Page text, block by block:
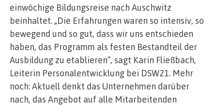
einwöchige Bildungsreise nach Auschwitz
beinhaltet. „Die Erfahrungen waren so intensiv, so
bewegend und so gut, dass wir uns entschieden
haben, das Programm als festen Bestandteil der
Ausbildung zu etablieren“, sagt Karin Fließbach,
Leiterin Personalentwicklung bei DSW21. Mehr
noch: Aktuell denkt das Unternehmen darüber
nach, das Angebot auf alle Mitarbeitenden